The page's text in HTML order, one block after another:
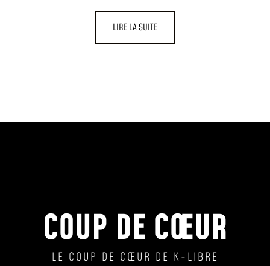
LIRE LA SUITE
COUP DE CŒUR
LE COUP DE CŒUR DE K-LIBRE